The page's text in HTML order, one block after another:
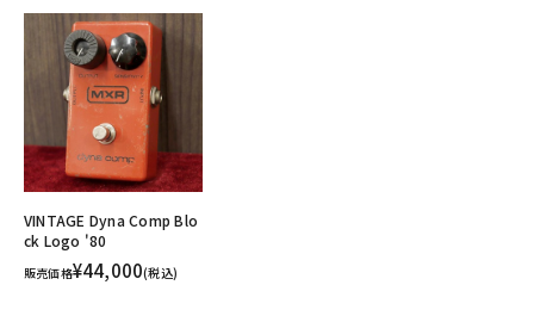
VINTAGE Dyna Comp Blo
ck Logo '80
販売価格¥44,000(税込)